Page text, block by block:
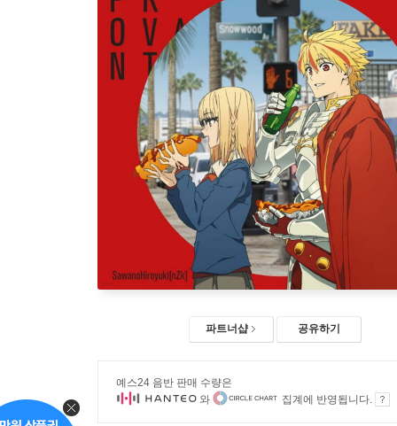
파트너샵 공유하기
예스24 음반 판매 수량은
와
집계에 반영됩니다.